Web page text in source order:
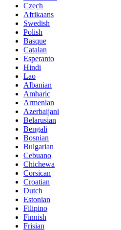
Czech
Afrikaans
Swedish
Polish
Basque
Catalan
Esperanto
Hindi
Lao
Albanian
Amharic
Armenian
Azerbaijani
Belarusian
Bengali
Bosnian
Bulgarian
Cebuano
Chichewa
Corsican
Croatian
Dutch
Estonian
Filipino
Finnish
Frisian